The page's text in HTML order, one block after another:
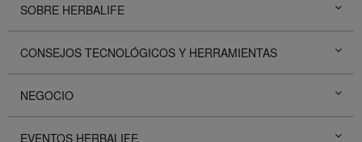
SOBRE HERBALIFE
CONSEJOS TECNOLÓGICOS Y HERRAMIENTAS
NEGOCIO
EVENTOS HERBALIFE